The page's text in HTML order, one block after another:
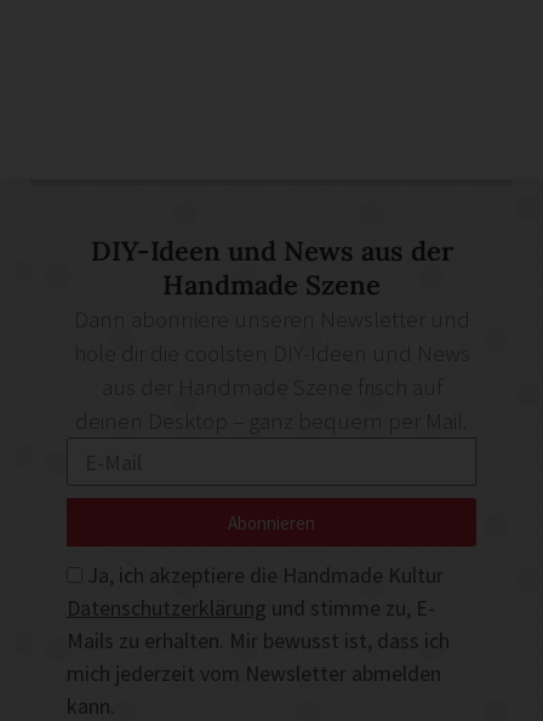
DIY-Ideen und News aus der
Handmade Szene
deinen Desktop – ganz bequem per Mail.
Ja, ich akzeptiere die Handmade Kultur
Datenschutzerklärung und stimme zu, E-
Mails zu erhalten. Mir bewusst ist, dass ich
mich jederzeit vom Newsletter abmelden
kann.
Abonnieren